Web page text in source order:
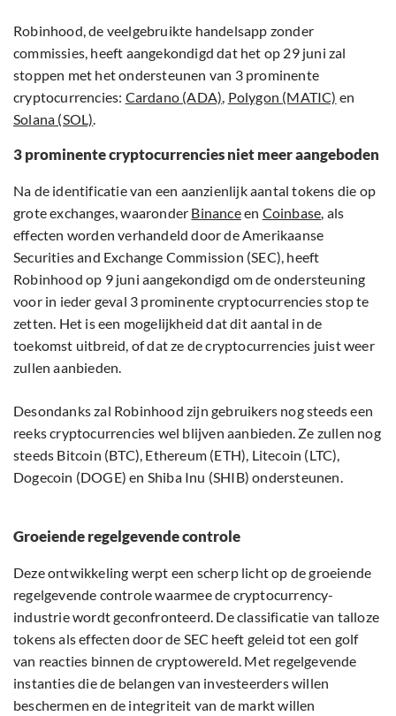
Robinhood, de veelgebruikte handelsapp zonder
commissies, heeft aangekondigd dat het op 29 juni zal
stoppen met het ondersteunen van 3 prominente
cryptocurrencies: Cardano (ADA), Polygon (MATIC) en
Solana (SOL).
3 prominente cryptocurrencies niet meer aangeboden
Na de identificatie van een aanzienlijk aantal tokens die op
grote exchanges, waaronder Binanceen Coinbase, als
effecten worden verhandeld door de Amerikaanse
Securities and Exchange Commission (SEC), heeft
Robinhood op 9 juni aangekondigd om de ondersteuning
voor in ieder geval 3 prominente cryptocurrencies stop te
zetten. Het is een mogelijkheid dat dit aantal in de
toekomst uitbreid, of dat ze de cryptocurrencies juist weer
zullen aanbieden.
Desondanks zal Robinhood zijn gebruikers nog steeds een
reeks cryptocurrencies wel blijven aanbieden. Ze zullen nog
steeds Bitcoin (BTC), Ethereum (ETH), Litecoin (LTC),
Dogecoin (DOGE) en Shiba Inu (SHIB) ondersteunen.
Groeiende regelgevende controle
Deze ontwikkeling werpt een scherp licht op de groeiende
regelgevende controle waarmee de cryptocurrency-
industrie wordt geconfronteerd. De classificatie van talloze
tokens als effecten door de SEC heeft geleid tot een golf
van reacties binnen de cryptowereld. Met regelgevende
instanties die de belangen van investeerders willen
beschermen en de integriteit van de markt willen